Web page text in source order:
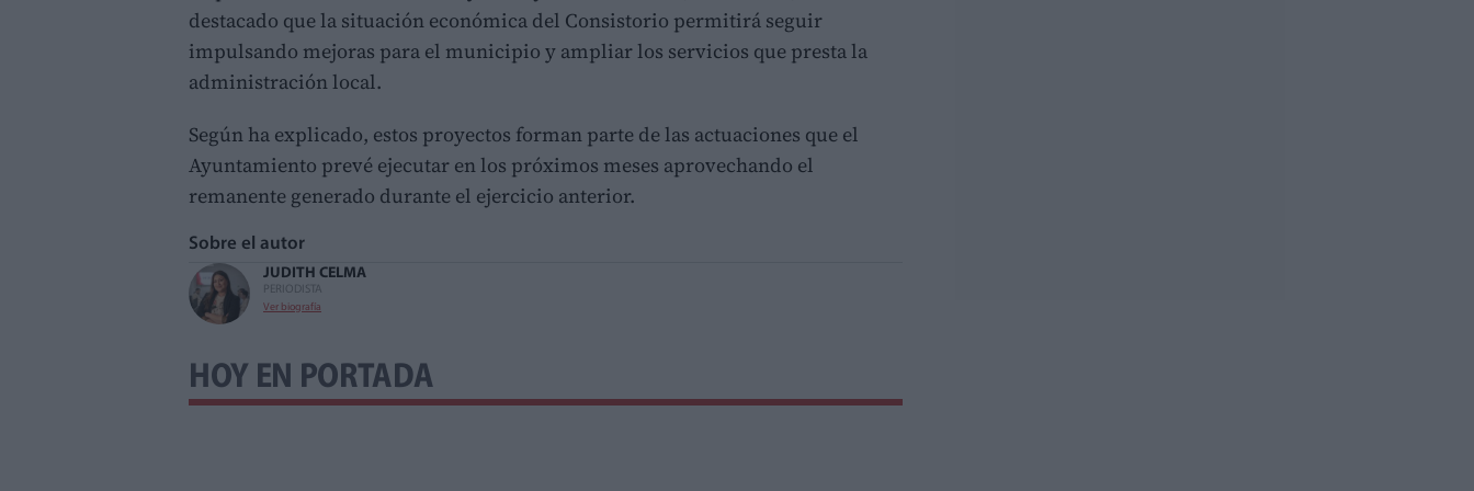
destacado que la situación económica del Consistorio permitirá seguir
impulsando mejoras para el municipio y ampliar los servicios que presta la
administración local.
Según ha explicado, estos proyectos forman parte de las actuaciones que el
Ayuntamiento prevé ejecutar en los próximos meses aprovechando el
remanente generado durante el ejercicio anterior.
Sobre el autor
JUDITH CELMA
PERIODISTA
Ver biografía
HOY EN PORTADA